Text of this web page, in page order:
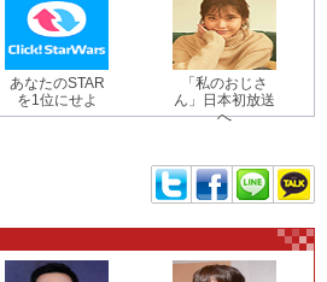
あなたのSTAR
を1位にせよ
「私のおじさ
ん」日本初放送
へ